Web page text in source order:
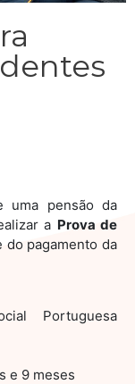
uma pensão da
a Prova de
do pagamento da
Portuguesa
e 9 meses